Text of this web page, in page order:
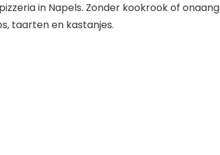
in Napels. Zonder kookrook of
taarten en kastanjes.